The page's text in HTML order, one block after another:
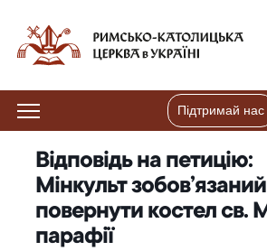
Підтримай нас
Відповідь на петицію:
Мінкульт зобов’язаний
повернути костел св.
парафії